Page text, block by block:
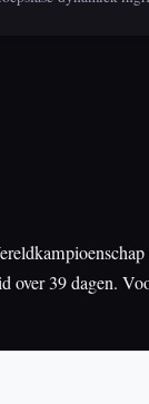
over 39 dagen.